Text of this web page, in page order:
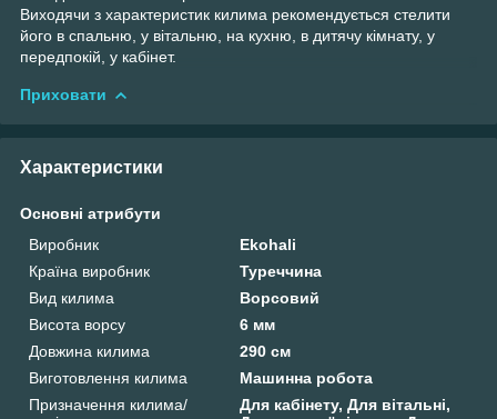
Виходячи з характеристик килима рекомендується стелити
його в спальню, у вітальню, на кухню, в дитячу кімнату, у
передпокій, у кабінет.
Приховати
Характеристики
Основні атрибути
Виробник
Ekohali
Країна виробник
Туреччина
Вид килима
Ворсовий
Висота ворсу
6 мм
Довжина килима
290 см
Виготовлення килима
Машинна робота
Призначення килима/
Для кабінету, Для вітальні,